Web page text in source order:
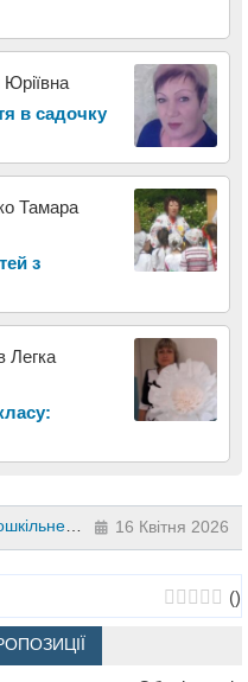
в садочку
Тамара
з
Легка
виховання 16 Квітня 2026
()